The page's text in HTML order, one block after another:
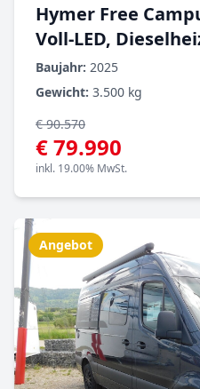
Hymer Free
Voll-LED,
Baujahr: 2025
Gewicht: 3.500 kg
€ 90.570
€ 79.990
inkl. 19.00% MwSt.
Angebot